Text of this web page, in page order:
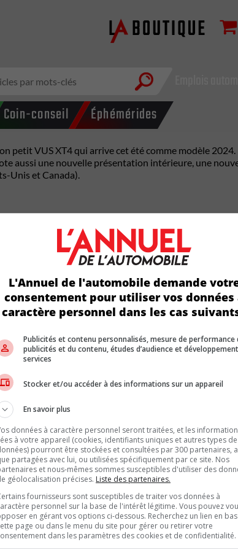
Coin-conseil Éphémérides
petit VUS XT4 qui arrive cet été comme modèle
aussi une nouvelle présentation intérieure, une
Unis et Canada).
et la boîte de vitesses automatique à neuf
conditions de conduite. Les modes Tour, Sport et
dynamique de conduite et la maniabilité.
nouvelle conception du tableau de bord qui intègre
qui constitue la base du système
la largeur du tableau de bord de style nouveau,
:
laser.
selon la combinaison de couleurs.
la couleur de l’intérieur.
près de la date de lancement
Inscrivez vous à l'infolettre.
L'Annuel de l'automobile demande
consentement pour utiliser vos données
caractère personnel dans les cas
Publicités et contenu personnalisés, mesure de performance
publicités et du contenu, études d’audience et
services
Stocker et/ou accéder à des informations sur un appareil
En savoir plus
données à caractère personnel seront traitées, et les
à votre appareil (cookies, identifiants uniques et autres types de
pourront être stockées et consultées par 300 partenaires,
partagées avec lui, ou utilisées spécifiquement par ce site. Nos
et nous-mêmes sommes susceptibles d'utiliser des
géolocalisation précises. Liste des partenaires.
fournisseurs sont susceptibles de traiter vos données à
personnel sur la base de l'intérêt légitime. Vous pouvez
en gérant vos options ci-dessous. Recherchez un lien en
page ou dans le menu du site pour gérer ou retirer votre
dans les paramètres des cookies et de confidentialité.